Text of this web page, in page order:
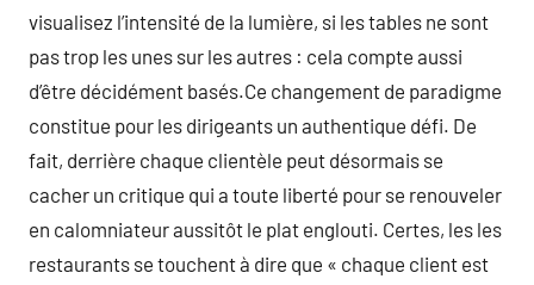
visualisez l’intensité de la lumière, si les tables ne sont
pas trop les unes sur les autres : cela compte aussi
d’être décidément basés.Ce changement de paradigme
constitue pour les dirigeants un authentique défi. De
fait, derrière chaque clientèle peut désormais se
cacher un critique qui a toute liberté pour se renouveler
en calomniateur aussitôt le plat englouti. Certes, les les
restaurants se touchent à dire que « chaque client est